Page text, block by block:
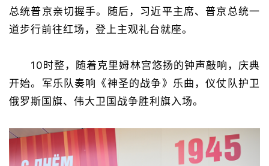
总统普京亲切握手。随后，习近平主席、普京总统一
道步行前往红场，登上主观礼台就座。
10时整，随着克里姆林宫悠扬的钟声敲响，庆典
开始。军乐队奏响《神圣的战争》乐曲，仪仗队护卫
俄罗斯国旗、伟大卫国战争胜利旗入场。